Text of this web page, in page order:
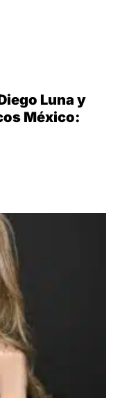
Luna y
México: